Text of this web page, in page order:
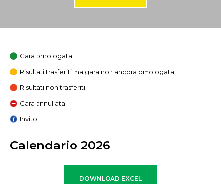
Gara omologata
Risultati trasferiti ma gara non ancora omologata
Risultati non trasferiti
Gara annullata
Invito
Calendario 2026